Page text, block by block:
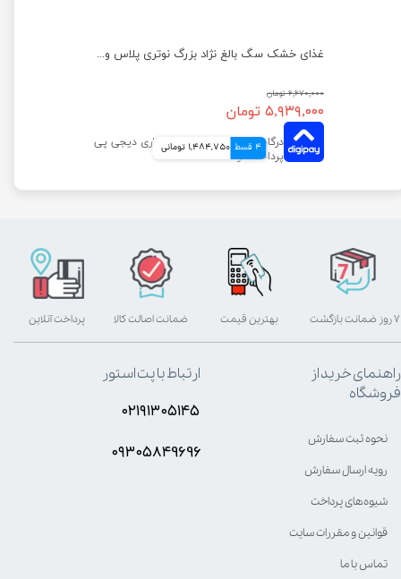
غذای خشک سگ بالغ نژاد بزرگ نوتری پلاس وزن 15 کیلوگرم
۶,۶۷۰,۰۰۰ تومان
۵,۹۳۹,۰۰۰ تومان
4 قسط 1,484,750 تومانی
بهترین قیمت پرداخت آنلاین ۷ روز ضمانت بازگشت ضمانت اصالت کالا
راهنمای خرید از
فروشگاه
نحوه ثبت سفارش
رویه ارسال سفارش
شیوه‌های پرداخت
قوانین و مقررات سایت
تماس با ما
ارتباط با پت استور
۰۲۱۹۱۳۰۵۱۴۵
۰۹۳۰۵8۴9696